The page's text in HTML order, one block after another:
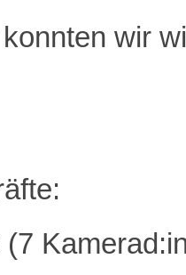
wir